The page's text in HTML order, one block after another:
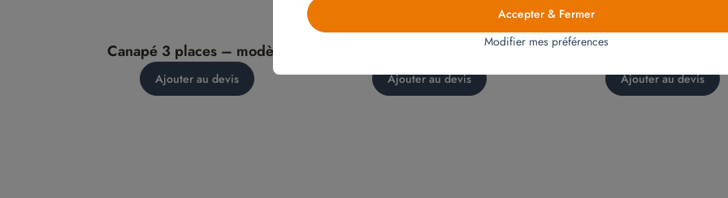
Canapé 3 places – modèle
Cama
Ajouter au devis
Fauteuil – modèle Cama
Ajouter au devis Ajouter au devis
Accepter & Fermer
Modifier mes préférences